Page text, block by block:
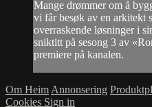
Mange drømmer om å
vi får besøk av en arkitekt
overraskende løsninger i
sniktitt på sesong 3 av
premiere på kanalen.
Om Heim Annonsering
Cookies Sign in